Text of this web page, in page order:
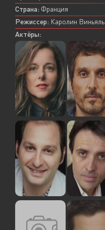
Страна: Франция
Режиссер: Каролин Виньяль
Актёры: